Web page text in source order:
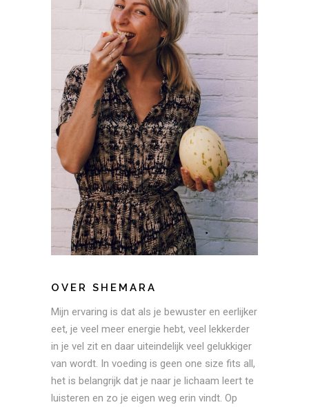
OVER SHEMARA
Mijn ervaring is dat als je bewuster en eerlijker
eet, je veel meer energie hebt, veel lekkerder
in je vel zit en daar uiteindelijk veel gelukkiger
van wordt. In voeding is geen one size fits all,
het is belangrijk dat je naar je lichaam leert te
luisteren en zo je eigen weg erin vindt. Op